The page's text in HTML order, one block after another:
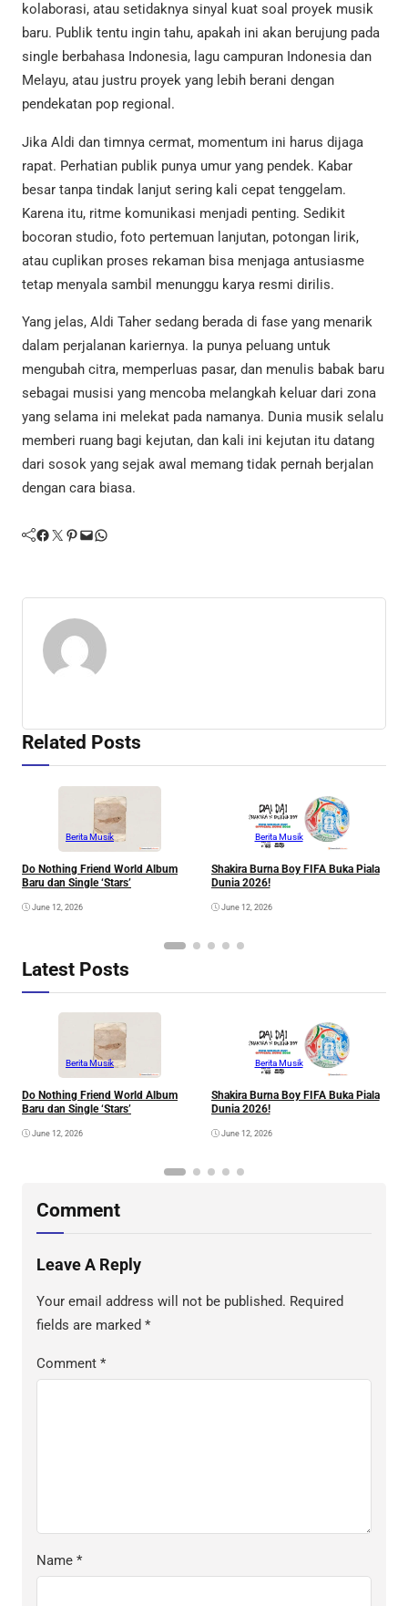
kolaborasi, atau setidaknya sinyal kuat soal proyek musik
baru. Publik tentu ingin tahu, apakah ini akan berujung pada
single berbahasa Indonesia, lagu campuran Indonesia dan
Melayu, atau justru proyek yang lebih berani dengan
pendekatan pop regional.
Jika Aldi dan timnya cermat, momentum ini harus dijaga
rapat. Perhatian publik punya umur yang pendek. Kabar
besar tanpa tindak lanjut sering kali cepat tenggelam.
Karena itu, ritme komunikasi menjadi penting. Sedikit
bocoran studio, foto pertemuan lanjutan, potongan lirik,
atau cuplikan proses rekaman bisa menjaga antusiasme
tetap menyala sambil menunggu karya resmi dirilis.
Yang jelas, Aldi Taher sedang berada di fase yang menarik
dalam perjalanan kariernya. Ia punya peluang untuk
mengubah citra, memperluas pasar, dan menulis babak baru
sebagai musisi yang mencoba melangkah keluar dari zona
yang selama ini melekat pada namanya. Dunia musik selalu
memberi ruang bagi kejutan, dan kali ini kejutan itu datang
dari sosok yang sejak awal memang tidak pernah berjalan
dengan cara biasa.
Facebook Twitter Pinterest Mail WhatsApp
Related Posts
Berita Musik
Do Nothing Friend World Album
Baru dan Single ‘Stars’
June 12, 2026
Berita Musik
Shakira Burna Boy FIFA Buka Piala
Dunia 2026!
June 12, 2026
Latest Posts
Berita Musik
Do Nothing Friend World Album
Baru dan Single ‘Stars’
June 12, 2026
Berita Musik
Shakira Burna Boy FIFA Buka Piala
Dunia 2026!
June 12, 2026
Comment
Leave A Reply
Your email address will not be published. Required
fields are marked *
Comment *
Name *